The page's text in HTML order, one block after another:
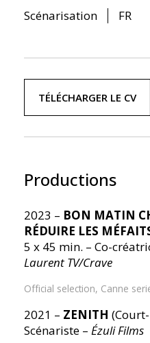
Scénarisation FR
TÉLÉCHARGER LE CV
Productions
2023 – BON MATIN
RÉDUIRE LES
5 x 45 min. – Co-
Laurent TV/Crave
Official selection, Canne
2021 – ZENITH
Scénariste –Ézuli Films